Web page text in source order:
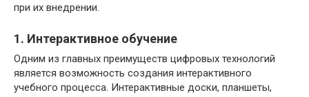
при их внедрении.
1. Интерактивное обучение
Одним из главных преимуществ цифровых технологий
является возможность создания интерактивного
учебного процесса. Интерактивные доски, планшеты,